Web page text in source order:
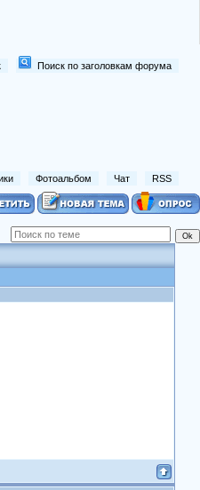
Поиск по заголовкам форума
Фотоальбом Чат RSS